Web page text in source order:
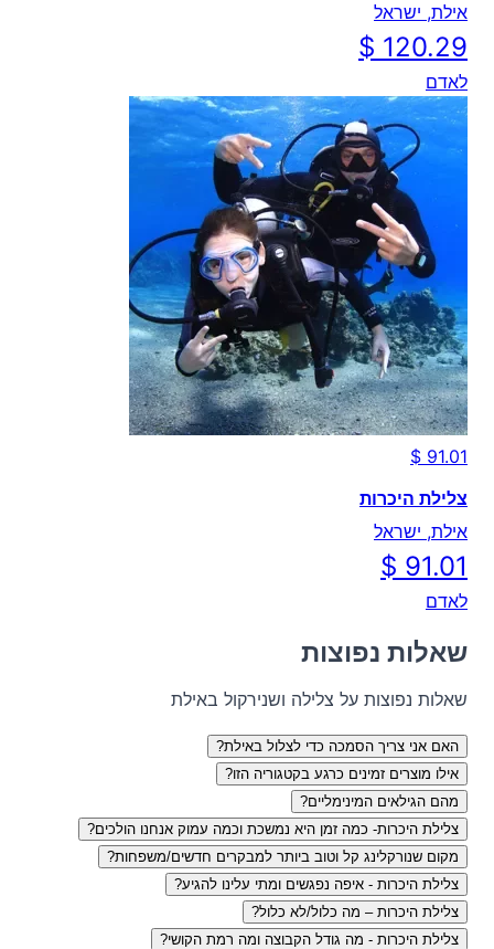
אילת, ישראל
לאדם
צלילת היכרות
אילת, ישראל
לאדם
שאלות נפוצות
שאלות נפוצות על צלילה ושנירקול באילת
האם אני צריך הסמכה כדי לצלול באילת?
אילו מוצרים זמינים כרגע בקטגוריה הזו?
מהם הגילאים המינימליים?
צלילת היכרות- כמה זמן היא נמשכת וכמה עמוק אנחנו הולכים?
מקום שנורקלינג קל וטוב ביותר למבקרים חדשים/משפחות?
צלילת היכרות - איפה נפגשים ומתי עלינו להגיע?
צלילת היכרות – מה כלול/לא כלול?
צלילת היכרות - מה גודל הקבוצה ומה רמת הקושי?